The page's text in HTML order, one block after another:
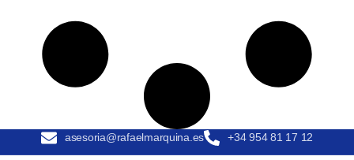
asesoria@rafaelmarquina.es +34 954 81 17 12